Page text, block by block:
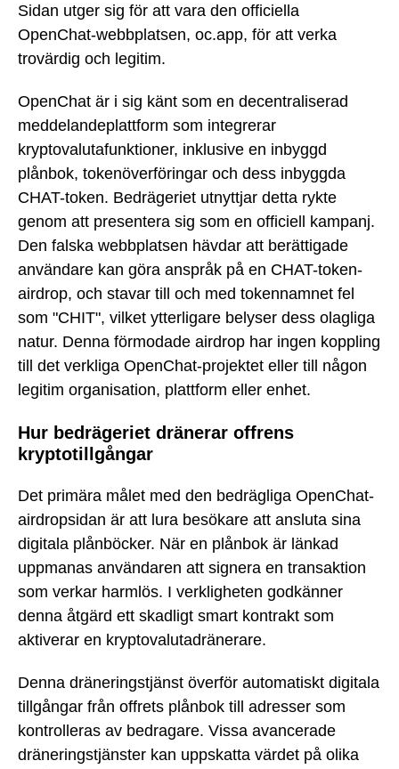
Sidan utger sig för att vara den officiella
OpenChat-webbplatsen, oc.app, för att verka
trovärdig och legitim.
OpenChat är i sig känt som en decentraliserad
meddelandeplattform som integrerar
kryptovalutafunktioner, inklusive en inbyggd
plånbok, tokenöverföringar och dess inbyggda
CHAT-token. Bedrägeriet utnyttjar detta rykte
genom att presentera sig som en officiell kampanj.
Den falska webbplatsen hävdar att berättigade
användare kan göra anspråk på en CHAT-token-
airdrop, och stavar till och med tokennamnet fel
som "CHIT", vilket ytterligare belyser dess olagliga
natur. Denna förmodade airdrop har ingen koppling
till det verkliga OpenChat-projektet eller till någon
legitim organisation, plattform eller enhet.
Hur bedrägeriet dränerar offrens
kryptotillgångar
Det primära målet med den bedrägliga OpenChat-
airdropsidan är att lura besökare att ansluta sina
digitala plånböcker. När en plånbok är länkad
uppmanas användaren att signera en transaktion
som verkar harmlös. I verkligheten godkänner
denna åtgärd ett skadligt smart kontrakt som
aktiverar en kryptovalutadränerare.
Denna dräneringstjänst överför automatiskt digitala
tillgångar från offrets plånbok till adresser som
kontrolleras av bedragare. Vissa avancerade
dräneringstjänster kan uppskatta värdet på olika